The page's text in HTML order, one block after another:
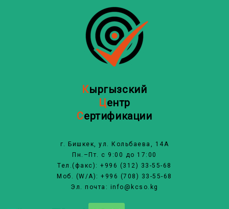
Кыргызский
Центр
Сертификации
г. Бишкек, ул. Кольбаева, 14А
Пн.–Пт. с 9:00 до 17:00
Тел.(факс): +996 (312) 33-55-68
Моб. (W/A): +996 (708) 33-55-68
Эл. почта: info@kcso.kg